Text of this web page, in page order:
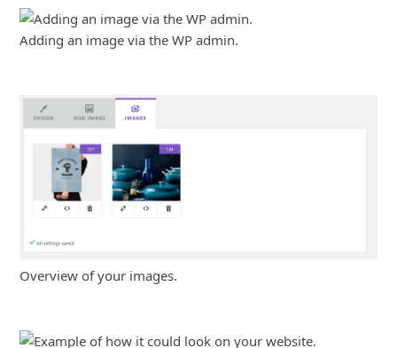
Adding an image via the WP admin.
Overview of your images.